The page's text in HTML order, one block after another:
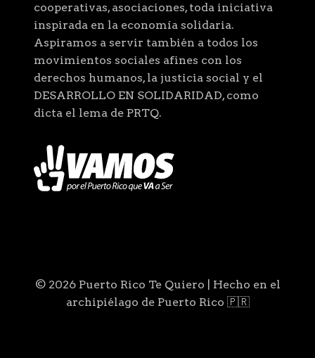
cooperativas, asociaciones, toda iniciativa
inspirada en la economía solidaria.
Aspiramos a servir también a todos los
movimientos sociales afines con los
derechos humanos, la justicia social y el
DESARROLLO EN SOLIDARIDAD, como
dicta el lema de PRTQ.
© 2026 Puerto Rico Te Quiero | Hecho en el
archipiélago de Puerto Rico 🇵🇷